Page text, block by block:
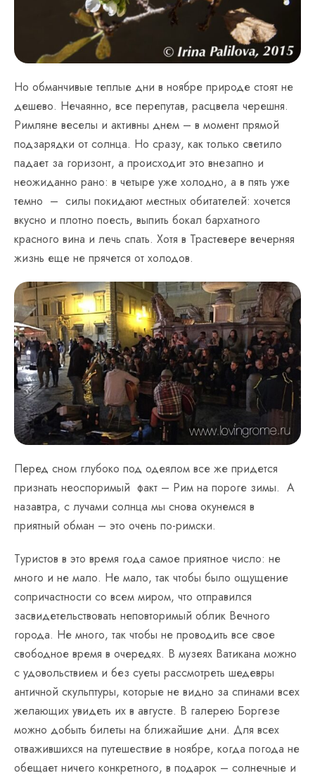
Но обманчивые теплые дни в ноябре природе стоят не
дешево. Нечаянно, все перепутав, расцвела черешня.
Римляне веселы и активны днем – в момент прямой
подзарядки от солнца. Но сразу, как только светило
падает за горизонт, а происходит это внезапно и
неожиданно рано: в четыре уже холодно, а в пять уже
темно – силы покидают местных обитателей: хочется
вкусно и плотно поесть, выпить бокал бархатного
красного вина и лечь спать. Хотя в Трастевере вечерняя
жизнь еще не прячется от холодов.
Перед сном глубоко под одеялом все же придется
признать неоспоримый факт – Рим на пороге зимы. А
назавтра, с лучами солнца мы снова окунемся в
приятный обман – это очень по-римски.
Туристов в это время года самое приятное число: не
много и не мало. Не мало, так чтобы было ощущение
сопричастности со всем миром, что отправился
засвидетельствовать неповторимый облик Вечного
города. Не много, так чтобы не проводить все свое
свободное время в очередях. В музеях Ватикана можно
с удовольствием и без суеты рассмотреть шедевры
античной скульптуры, которые не видно за спинами всех
желающих увидеть их в августе. В галерею Боргезе
можно добыть билеты на ближайшие дни. Для всех
отважившихся на путешествие в ноябре, когда погода не
обещает ничего конкретного, в подарок – солнечные и